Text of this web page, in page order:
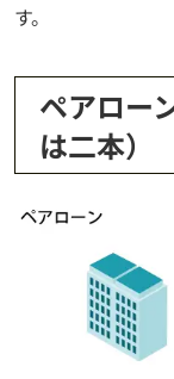
す。
ペアロー
は二本）